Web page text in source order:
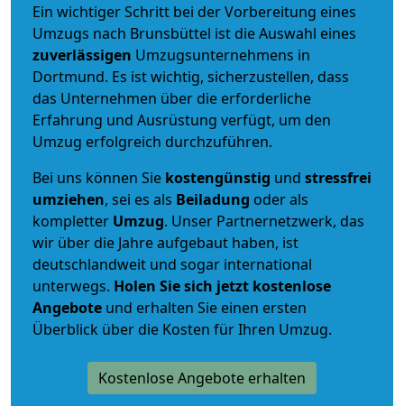
Ein wichtiger Schritt bei der Vorbereitung eines
Umzugs nach Brunsbüttel ist die Auswahl eines
zuverlässigen Umzugsunternehmens in
Dortmund. Es ist wichtig, sicherzustellen, dass
das Unternehmen über die erforderliche
Erfahrung und Ausrüstung verfügt, um den
Umzug erfolgreich durchzuführen.
Bei uns können Sie kostengünstig und stressfrei
umziehen, sei es als Beiladung oder als
kompletter Umzug. Unser Partnernetzwerk, das
wir über die Jahre aufgebaut haben, ist
deutschlandweit und sogar international
unterwegs. Holen Sie sich jetzt kostenlose
Angebote und erhalten Sie einen ersten
Überblick über die Kosten für Ihren Umzug.
Kostenlose Angebote erhalten